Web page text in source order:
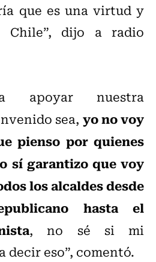
que es una virtud y
Chile”, dijo a radio
apoyar nuestra
sea, yo no voy
pienso por quienes
sí garantizo que voy
los alcaldes desde
hasta el
, no sé si mi
decir eso”, comentó.